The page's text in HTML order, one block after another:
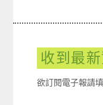
收到最
欲訂閱電子報請